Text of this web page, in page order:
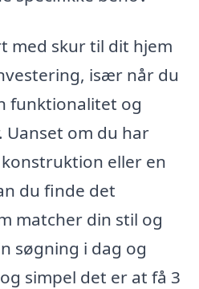
med skur til dit hjem
især når du
funktionalitet og
om du har
eller en
du finde det
matcher din stil og
søgning i dag og
simpel det er at få 3